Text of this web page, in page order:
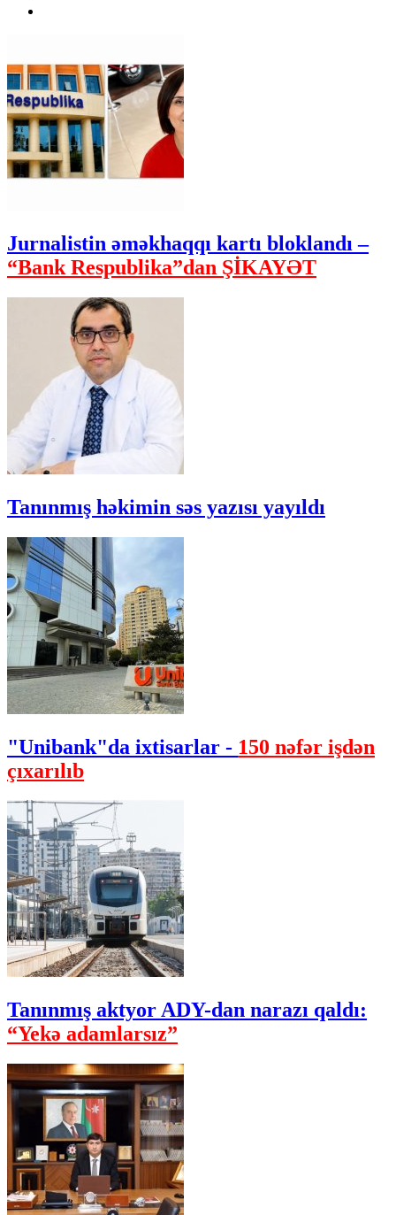
Jurnalistin əməkhaqqı kartı bloklandı –
“Bank Respublika”dan ŞİKAYƏT
Tanınmış həkimin səs yazısı yayıldı
"Unibank"da ixtisarlar - 150 nəfər işdən
çıxarılıb
Tanınmış aktyor ADY-dan narazı qaldı:
“Yekə adamlarsız”